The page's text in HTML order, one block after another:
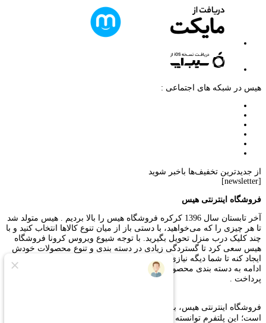
هیس در شبکه های اجتماعی :
از جدیدترین تخفیف‌ها باخبر شوید
[newsletter]
فروشگاه اینترنتی هیس
آخر تابستان سال 1396 کرکره فروشگاه هیس را بالا بردیم . هیس متولد شد
تا هر چیزی را که می‌خواهید، با دستی باز از میان تنوع کالاها انتخاب کنید و با
چند کلیک درب منزل تحویل بگیرید. با توجه شیوع ویروس کرونا فروشگاه
هیس سعی کرد تا گستردگی زیادی در دسته بندی و تنوع محصولات خودش
ایجاد کنه تا شما دیگه نیازی به بیرون رفتن از منزل رو نداشته باشید. در
ادامه به دسته بندی محصولاتی که فروشگاه هیس داره ارائه میکنه خواهیم
پرداخت .
فروشگاه اینترنتی هیس، بزرگ‌ترین وارد‌کننده و تولید‌کننده لوازم تحریر
است؛ این پلتفرم توانسته با حذف تمامی واسطه‌ها و واردات مستقیم،